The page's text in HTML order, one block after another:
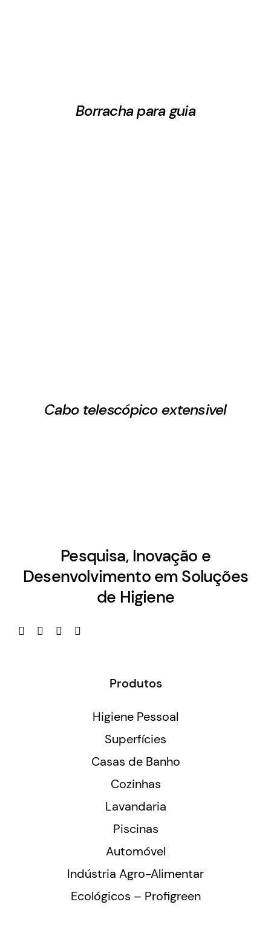
Borracha para guia
Cabo telescópico extensivel
Pesquisa, Inovação e
Desenvolvimento em Soluções
de Higiene
Produtos
Higiene Pessoal
Superfícies
Casas de Banho
Cozinhas
Lavandaria
Piscinas
Automóvel
Indústria Agro-Alimentar
Ecológicos – Profigreen